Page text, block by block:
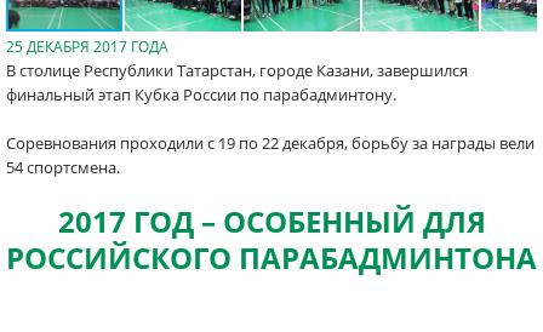
25 ДЕКАБРЯ 2017 ГОДА
В столице Республики Татарстан, городе Казани, завершился
финальный этап Кубка России по парабадминтону.
Соревнования проходили с 19 по 22 декабря, борьбу за награды вели
54 спортсмена.
2017 ГОД – ОСОБЕННЫЙ ДЛЯ
РОССИЙСКОГО ПАРАБАДМИНТОНА